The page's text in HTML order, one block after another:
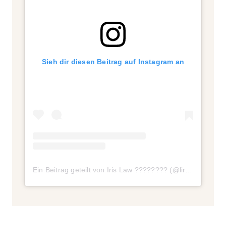
Sieh dir diesen Beitrag auf Instagram an